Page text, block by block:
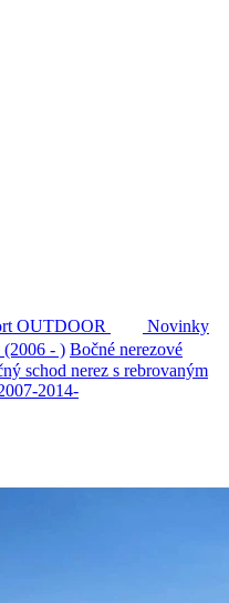
OUTDOOR
Novinky
(2006 - ) Bočné nerezové
schod nerez s rebrovaným
2014-